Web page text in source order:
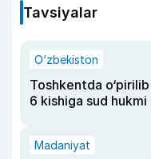
Tavsiyalar
O‘zbekiston
Toshkentda
6 kishiga sud hukmi
Madaniyat